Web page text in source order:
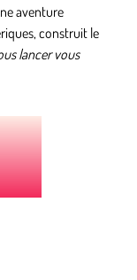
aventure
construit le
lancer vous